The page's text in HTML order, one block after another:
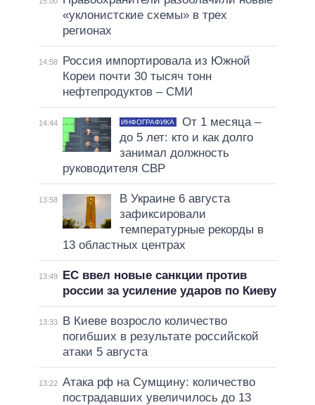
«уклонистские схемы» в трех
регионах
14:58
Россия импортировала из Южной
Кореи почти 30 тысяч тонн
нефтепродуктов – СМИ
14:44 ИНФОГРАФИКА
От 1 месяца –
до 5 лет: кто и как долго
занимал должность
руководителя СВР
13:58
В Украине 6 августа
зафиксировали
температурные рекорды в
13 областных центрах
13:49
ЕС ввел новые санкции против
россии за усиление ударов по Киеву
13:33
В Киеве возросло количество
погибших в результате российской
атаки 5 августа
13:22 Атака рф на Сумщину: количество
пострадавших увеличилось до 13